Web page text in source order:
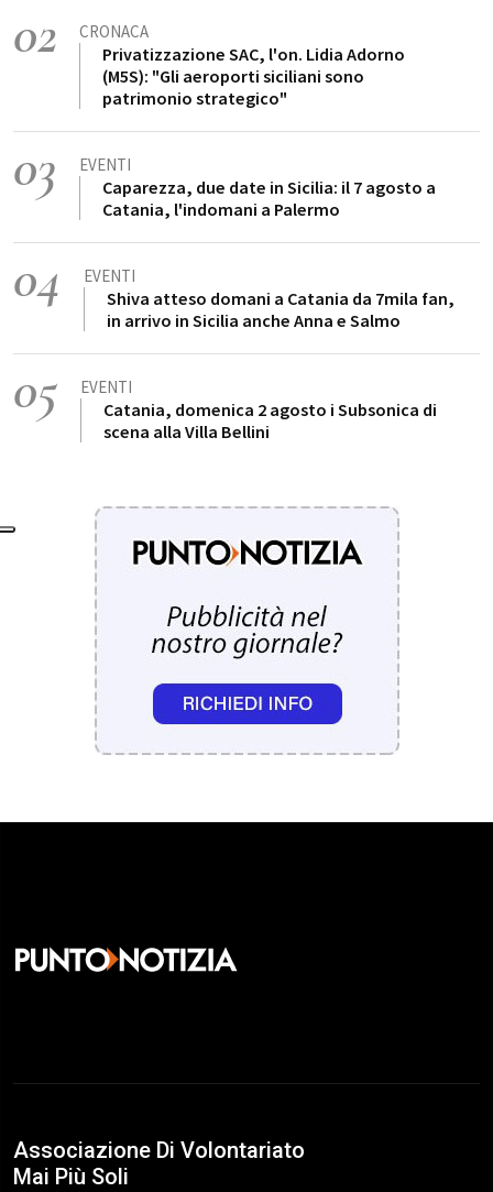
02 CRONACA
Privatizzazione SAC, l'on. Lidia Adorno
(M5S): "Gli aeroporti siciliani sono
patrimonio strategico"
03 EVENTI
Caparezza, due date in Sicilia: il 7 agosto a
Catania, l'indomani a Palermo
04 EVENTI
Shiva atteso domani a Catania da 7mila fan,
in arrivo in Sicilia anche Anna e Salmo
05 EVENTI
Catania, domenica 2 agosto i Subsonica di
scena alla Villa Bellini
Associazione Di Volontariato
Mai Più Soli